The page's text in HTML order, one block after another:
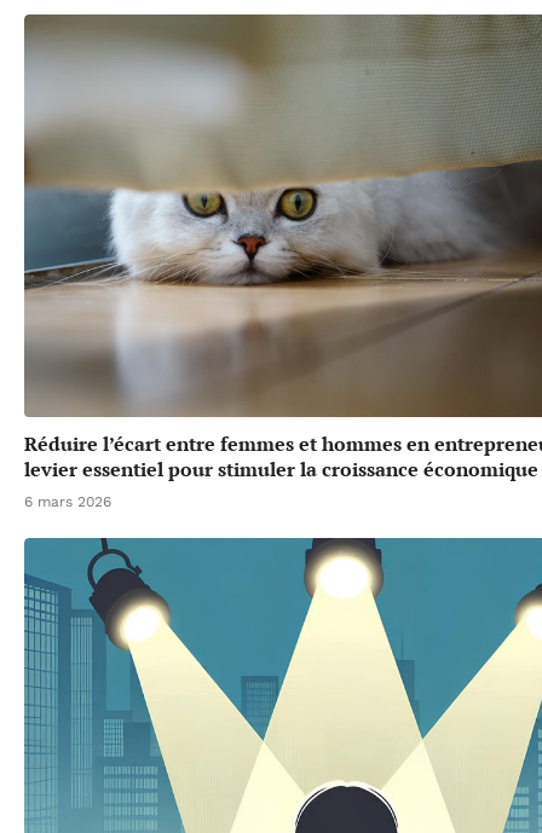
Réduire l’écart entre femmes et hommes en
levier essentiel pour stimuler la croissance économique
6 mars 2026